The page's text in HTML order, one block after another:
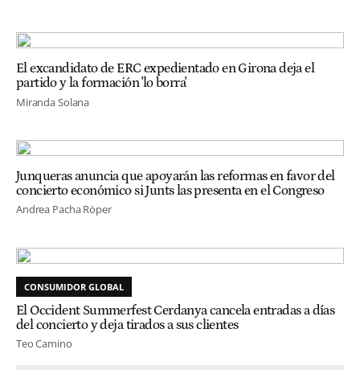
El excandidato de ERC expedientado en Girona deja el
partido y la formación 'lo borra'
Miranda Solana
Junqueras anuncia que apoyarán las reformas en favor del
concierto económico si Junts las presenta en el Congreso
Andrea Pacha Röper
CONSUMIDOR GLOBAL
El Occident Summerfest Cerdanya cancela entradas a días
del concierto y deja tirados a sus clientes
Teo Camino